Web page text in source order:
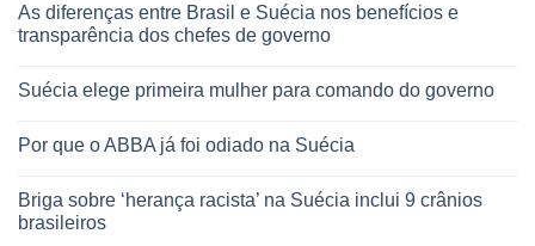
As diferenças entre Brasil e Suécia nos benefícios e
transparência dos chefes de governo
Suécia elege primeira mulher para comando do governo
Por que o ABBA já foi odiado na Suécia
Briga sobre ‘herança racista’ na Suécia inclui 9 crânios
brasileiros